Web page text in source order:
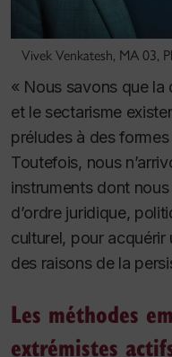
Vivek Venkatesh, MA 03,
« Nous savons que la
et le sectarisme
préludes à des
Toutefois, nous
instruments dont
d’ordre juridique,
culturel, pour acquérir
des raisons de la
Les méthodes
extrémistes